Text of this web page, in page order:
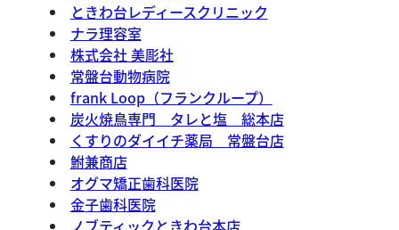
ときわ台レディースクリニック
ナラ理容室
株式会社 美彫社
常盤台動物病院
frank Loop（フランクループ）
炭火焼鳥専門 タレと塩 総本店
くすりのダイイチ薬局 常盤台店
鮒兼商店
オグマ矯正歯科医院
金子歯科医院